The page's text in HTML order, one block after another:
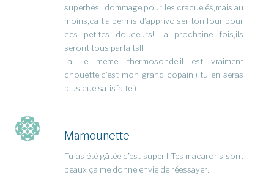
superbes!! dommage pour les craquelés,mais au
moins,ca t’a permis d’apprivoiser ton four pour
ces petites douceurs!! la prochaine fois,ils
seront tous parfaits!!
j’ai le meme thermosonde:il est vraiment
chouette,c’est mon grand copain;) tu en seras
plus que satisfaite:)
Mamounette
Tu as été gâtée c’est super ! Tes macarons sont
beaux ça me donne envie de réessayer…